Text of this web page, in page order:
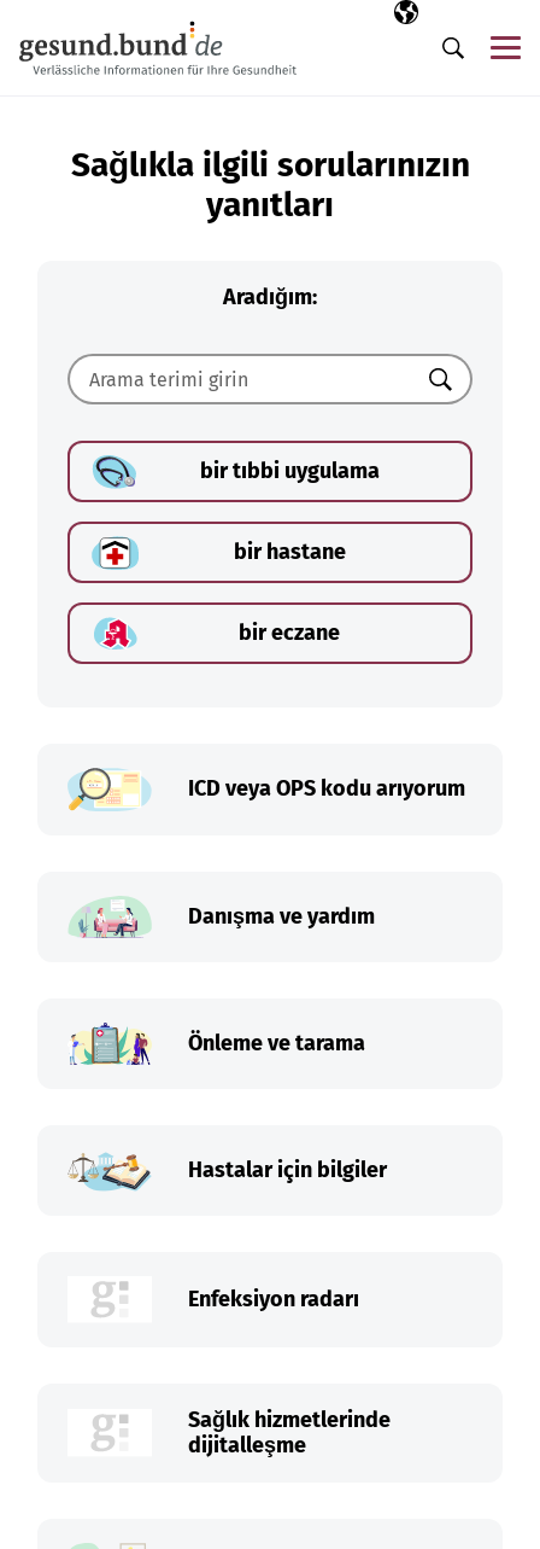
Seçili dil
TR
Arama
Sağlıkla ilgili sorularınızın
yanıtları
Aradığım:
Ara
bir tıbbi uygulama
bir hastane
bir eczane
ICD veya OPS kodu arıyorum
Danışma ve yardım
Önleme ve tarama
Hastalar için bilgiler
Enfeksiyon radarı
Sağlık hizmetlerinde
dijitalleşme